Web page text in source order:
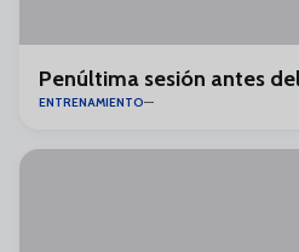
Penúltima sesión antes
ENTRENAMIENTO